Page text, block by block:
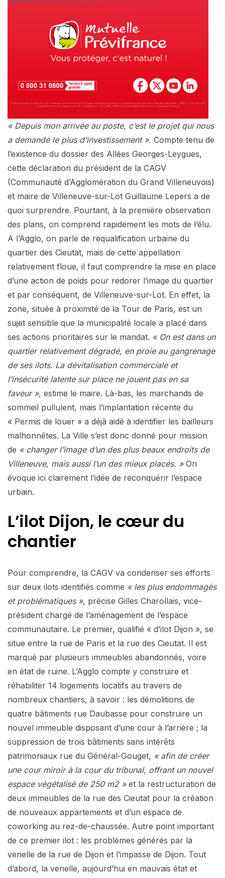
« Depuis mon arrivée au poste, c’est le projet qui nous
a demandé le plus d’investissement ». Compte tenu de
l’existence du dossier des Allées Georges-Leygues,
cette déclaration du président de la CAGV
(Communauté d’Agglomération du Grand Villeneuvois)
et maire de Villeneuve-sur-Lot Guillaume Lepers a de
quoi surprendre. Pourtant, à la première observation
des plans, on comprend rapidement les mots de l’élu.
A l’Agglo, on parle de requalification urbaine du
quartier des Cieutat, mais de cette appellation
relativement floue, il faut comprendre la mise en place
d’une action de poids pour redorer l’image du quartier
et par conséquent, de Villeneuve-sur-Lot. En effet, la
zone, située à proximité de la Tour de Paris, est un
sujet sensible que la municipalité locale a placé dans
ses actions prioritaires sur le mandat. « On est dans un
quartier relativement dégradé, en proie au gangrenage
de ses ilots. La dévitalisation commerciale et
l’insécurité latente sur place ne jouent pas en sa
faveur », estime le maire. Là-bas, les marchands de
sommeil pullulent, mais l’implantation récente du
« Permis de louer » a déjà aidé à identifier les bailleurs
malhonnêtes. La Ville s’est donc donné pour mission
de « changer l’image d’un des plus beaux endroits de
Villeneuve, mais aussi l’un des mieux placés. » On
évoque ici clairement l’idée de reconquérir l’espace
urbain.
L’ilot Dijon, le cœur du
chantier
Pour comprendre, la CAGV va condenser ses efforts
sur deux ilots identifiés comme « les plus endommagés
et problématiques », précise Gilles Charollais, vice-
président chargé de l’aménagement de l’espace
communautaire. Le premier, qualifié « d’ilot Dijon », se
situe entre la rue de Paris et la rue des Cieutat. Il est
marqué par plusieurs immeubles abandonnés, voire
en état de ruine. L’Agglo compte y construire et
réhabiliter 14 logements locatifs au travers de
nombreux chantiers, à savoir : les démolitions de
quatre bâtiments rue Daubasse pour construire un
nouvel immeuble disposant d’une cour à l’arrière ; la
suppression de trois bâtiments sans intérêts
patrimoniaux rue du Général-Gouget, « afin de créer
une cour miroir à la cour du tribunal, offrant un nouvel
espace végétalisé de 250 m2 »et la restructuration de
deux immeubles de la rue des Cieutat pour la création
de nouveaux appartements et d’un espace de
coworking au rez-de-chaussée. Autre point important
de ce premier ilot : les problèmes générés par la
venelle de la rue de Dijon et l’impasse de Dijon. Tout
d’abord, la venelle, aujourd’hui en mauvais état et